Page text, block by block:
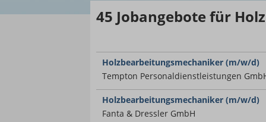
45 Jobangebotefür
Holzbearbeitungsmechaniker (m/w/d)
Tempton Personaldienstleistungen
Holzbearbeitungsmechaniker (m/w/d)
Fanta & Dressler GmbH